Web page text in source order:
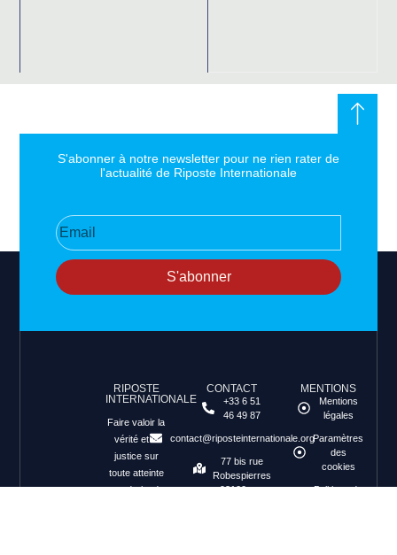
S'abonner à notre newsletter pour ne rien rater de
l'actualité de Riposte Internationale
S'abonner
RIPOSTE
INTERNATIONALE
Faire valoir la
vérité et la
justice sur
toute atteinte
aux droits de
CONTACT
+33 6 51
46 49 87
contact@riposteinternationale.org
77 bis rue
Robespierres
93100
MENTIONS
Mentions
légales
Paramètres
des
cookies
Politique de